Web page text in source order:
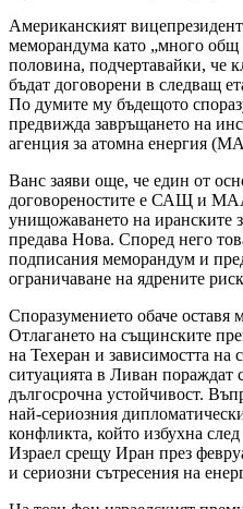
Американският
меморандума като „много общ
половина, подчертавайки, че
бъдат договорени в следващ
По думите му бъдещото
предвижда завръщането на
агенция за атомна енергия
Ванс заяви още, че един от
договореностите е САЩ и
унищожаването на иранските
предава Нова. Според него
подписания меморандум и
ограничаване на ядрените
Споразумението обаче оставя
Отлагането на същинските
на Техеран и зависимостта на
ситуацията в Ливан пораждат
дългосрочна устойчивост.
най-сериозния
конфликта, който избухна
Израел срещу Иран през
и сериозни сътресения на